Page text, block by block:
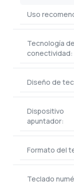
Uso
Tecnología de
conectividad:
Diseño de
Dispositivo
apuntador:
Formato del
Teclado